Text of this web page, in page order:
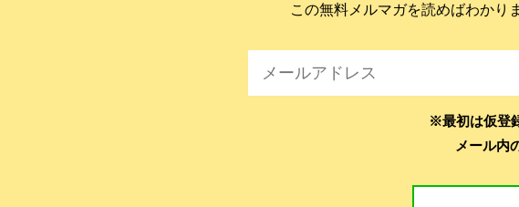
この無料メルマガを読めばわかり
※最初は仮登
メール内